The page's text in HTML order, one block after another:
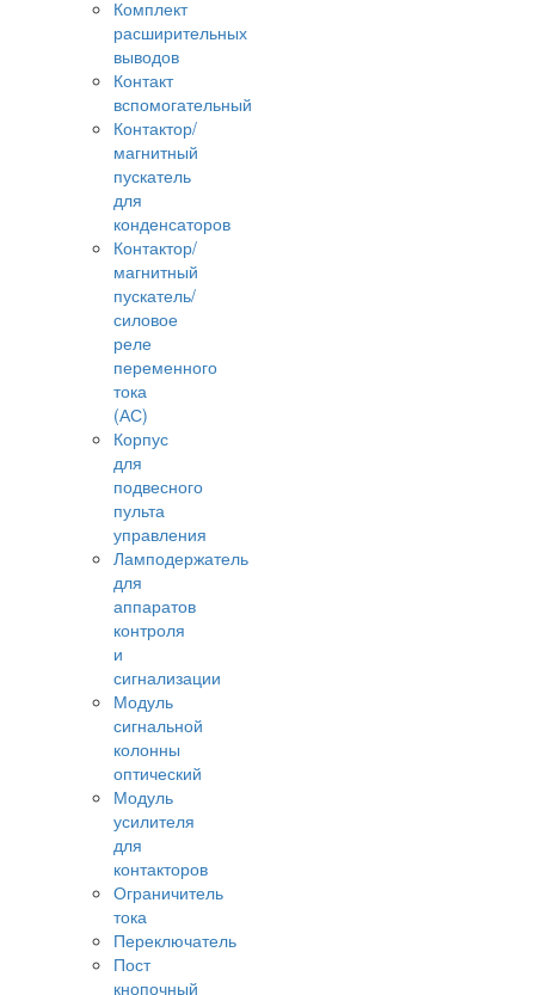
Комплект
расширительных
выводов
Контакт
вспомогательный
Контактор/
магнитный
пускатель
для
конденсаторов
Контактор/
магнитный
пускатель/
силовое
реле
переменного
тока
(АС)
Корпус
для
подвесного
пульта
управления
Ламподержатель
для
аппаратов
контроля
и
сигнализации
Модуль
сигнальной
колонны
оптический
Модуль
усилителя
для
контакторов
Ограничитель
тока
Переключатель
Пост
кнопочный